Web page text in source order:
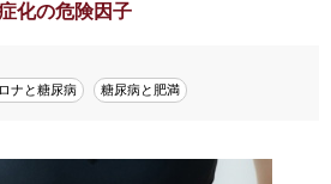
化の危険因子
ナと糖尿病 糖尿病と肥満